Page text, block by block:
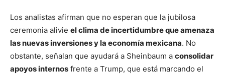
Los analistas afirman que no esperan que la jubilosa
ceremonia alivie el clima de incertidumbre que amenaza
las nuevas inversiones y la economía mexicana. No
obstante, señalan que ayudará a Sheinbaum a consolidar
apoyos internos frente a Trump, que está marcando el